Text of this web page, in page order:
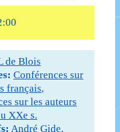
de Blois
Conférences sur
français,
sur les auteurs
XXe s.
André Gide,